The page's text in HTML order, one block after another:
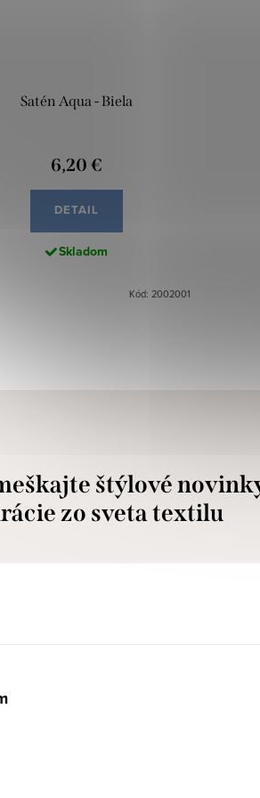
Satén Aqua - Biela
6,20 €
DETAIL
Skladom
Kód: 2002001
štýlové
zo sveta textilu